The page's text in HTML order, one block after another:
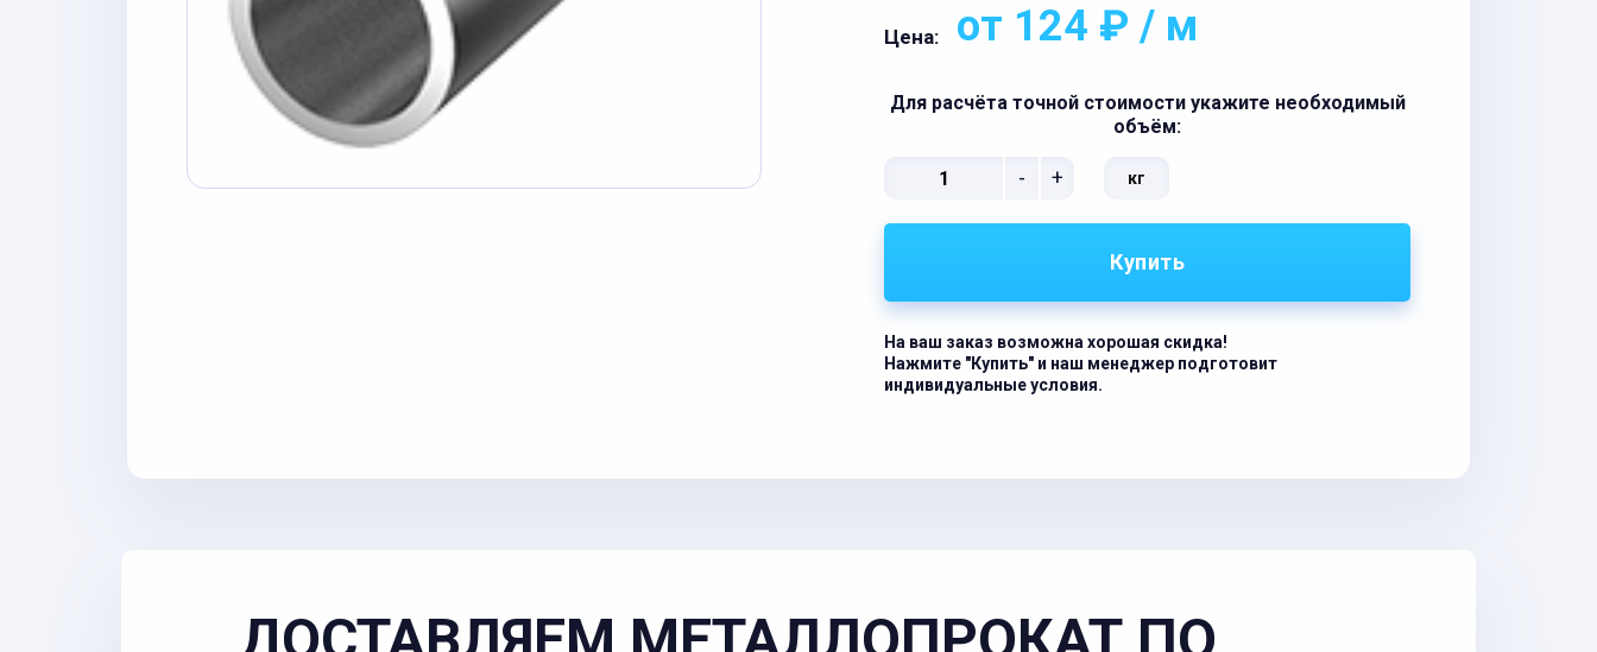
Цена: от 124 ₽ / м
Для расчёта точной стоимости укажите необходимый
объём:
- + кг
Купить
На ваш заказ возможна хорошая скидка!
Нажмите "Купить" и наш менеджер подготовит
индивидуальные условия.